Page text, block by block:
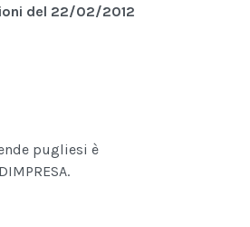
del 22/02/2012
pugliesi è